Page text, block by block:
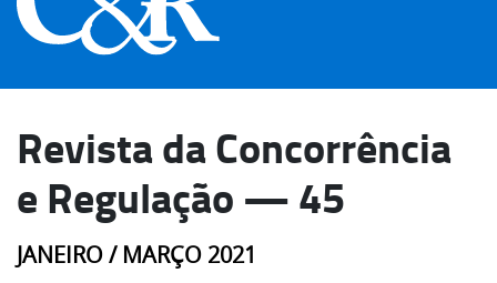
Revista da Concorrência
e Regulação — 45
JANEIRO / MARÇO 2021